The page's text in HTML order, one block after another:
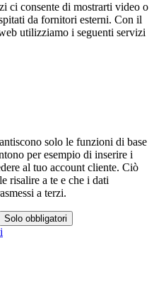
ci consente di mostrarti video o
da fornitori esterni. Con il
utilizziamo i seguenti servizi
solo le funzioni di base
per esempio di inserire i
al tuo account cliente. Ciò
risalire a te e che i dati
a terzi.
Solo obbligatori